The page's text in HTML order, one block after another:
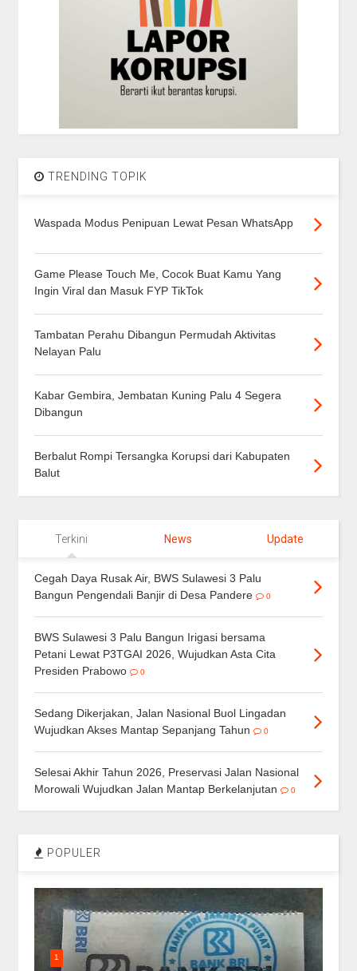
TRENDING TOPIK
Waspada Modus Penipuan Lewat Pesan WhatsApp
Game Please Touch Me, Cocok Buat Kamu Yang
Ingin Viral dan Masuk FYP TikTok
Tambatan Perahu Dibangun Permudah Aktivitas
Nelayan Palu
Kabar Gembira, Jembatan Kuning Palu 4 Segera
Dibangun
Berbalut Rompi Tersangka Korupsi dari Kabupaten
Balut
Terkini News Update
Cegah Daya Rusak Air, BWS Sulawesi 3 Palu
Bangun Pengendali Banjir di Desa Pandere
0
BWS Sulawesi 3 Palu Bangun Irigasi bersama
Petani Lewat P3TGAI 2026, Wujudkan Asta Cita
Presiden Prabowo
0
Sedang Dikerjakan, Jalan Nasional Buol Lingadan
Wujudkan Akses Mantap Sepanjang Tahun
0
Selesai Akhir Tahun 2026, Preservasi Jalan Nasional
Morowali Wujudkan Jalan Mantap Berkelanjutan
0
POPULER
1